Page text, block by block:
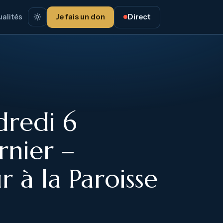
Je fais un don Direct
6
–
à la Paroisse